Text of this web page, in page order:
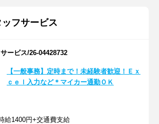
フサービス
ービス/26-04428732
【一般事務】定時まで！未経験者歓迎！Ｅｘ
ｃｅｌ入力など＊マイカー通勤ＯＫ
給1400円+交通費支給